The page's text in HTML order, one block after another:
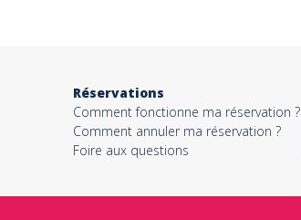
Réservations
Comment fonctionne ma réservation ?
Comment annuler ma réservation ?
Foire aux questions